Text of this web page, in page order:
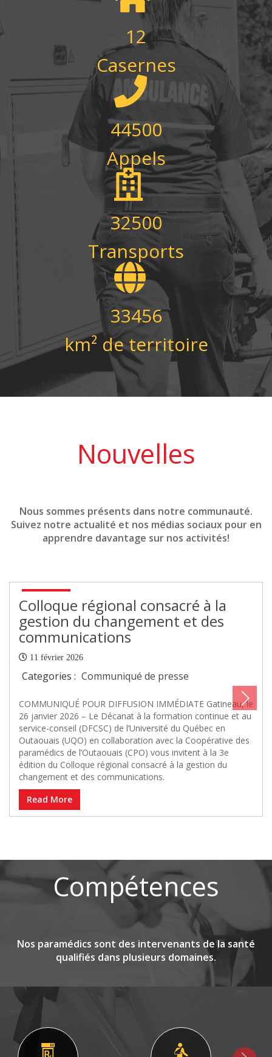
12
Casernes
44500
Appels
32500
Transports
33456
km² de territoire
Nouvelles
Nous sommes présents dans notre communauté.
Suivez notre actualité et nos médias sociaux pour en
apprendre davantage sur nos activités!
Colloque régional consacré à la
gestion du changement et des
communications
11 février 2026
Categories : Communiqué de presse
COMMUNIQUÉ POUR DIFFUSION IMMÉDIATE Gatineau, le
26 janvier 2026 – Le Décanat à la formation continue et au
service-conseil (DFCSC) de l’Université du Québec en
Outaouais (UQO) en collaboration avec la Coopérative des
paramédics de l’Outaouais (CPO) vous invitent à la 3e
édition du Colloque régional consacré à la gestion du
changement et des communications.
Read More
Compétences
Nos paramédics sont des intervenants de la santé
qualifiés dans plusieurs domaines.